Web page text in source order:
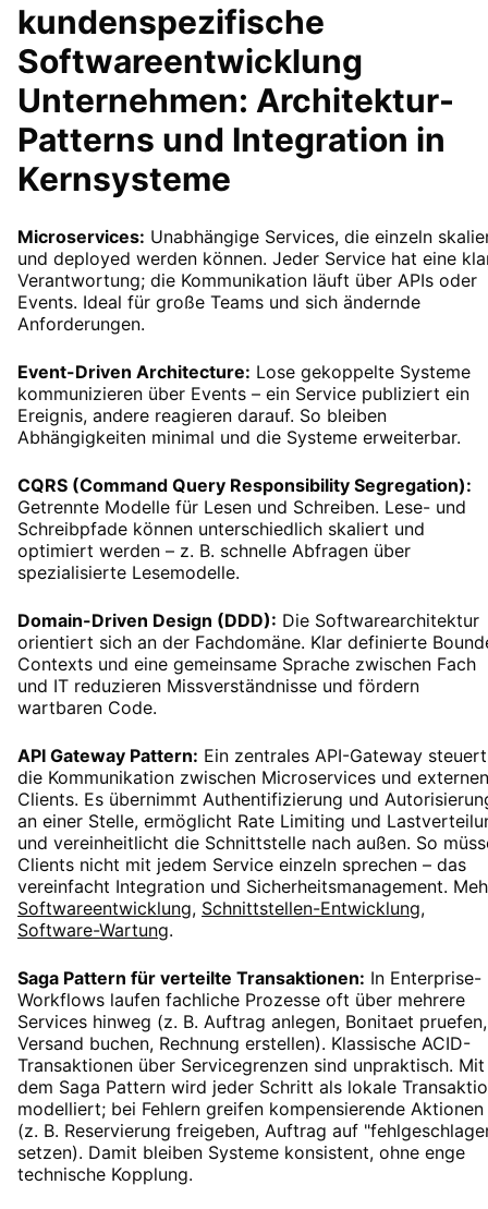
kundenspezifische
Softwareentwicklung
Unternehmen: Architektur-
Patterns und Integration in
Kernsysteme
Microservices: Unabhängige Services, die einzeln
und deployed werden können. Jeder Service hat eine
Verantwortung; die Kommunikation läuft über APIs oder
Events. Ideal für große Teams und sich ändernde
Anforderungen.
Event-Driven Architecture: Lose gekoppelte Systeme
kommunizieren über Events – ein Service publiziert ein
Ereignis, andere reagieren darauf. So bleiben
Abhängigkeiten minimal und die Systeme erweiterbar.
CQRS (Command Query Responsibility Segregation):
Getrennte Modelle für Lesen und Schreiben. Lese- und
Schreibpfade können unterschiedlich skaliert und
optimiert werden – z. B. schnelle Abfragen über
spezialisierte Lesemodelle.
Domain-Driven Design (DDD): Die Softwarearchitektur
orientiert sich an der Fachdomäne. Klar definierte
Contexts und eine gemeinsame Sprache zwischen Fach
und IT reduzieren Missverständnisse und fördern
wartbaren Code.
API Gateway Pattern: Ein zentrales API-Gateway steuert
die Kommunikation zwischen Microservices und externen
Clients. Es übernimmt Authentifizierung und
an einer Stelle, ermöglicht Rate Limiting und
und vereinheitlicht die Schnittstelle nach außen. So
Clients nicht mit jedem Service einzeln sprechen – das
vereinfacht Integration und Sicherheitsmanagement.
Softwareentwicklung, Schnittstellen-Entwicklung,
Software-Wartung.
Saga Pattern für verteilte Transaktionen: In Enterprise-
Workflows laufen fachliche Prozesse oft über mehrere
Services hinweg (z. B. Auftrag anlegen, Bonitaet pruefen,
Versand buchen, Rechnung erstellen). Klassische ACID-
Transaktionen über Servicegrenzen sind unpraktisch. Mit
dem Saga Pattern wird jeder Schritt als lokale
modelliert; bei Fehlern greifen kompensierende Aktionen
(z. B. Reservierung freigeben, Auftrag auf
setzen). Damit bleiben Systeme konsistent, ohne enge
technische Kopplung.